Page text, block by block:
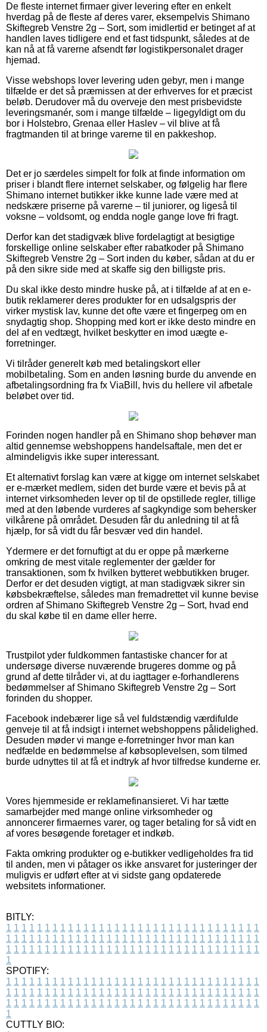
De fleste internet firmaer giver levering efter en enkelt
hverdag på de fleste af deres varer, eksempelvis Shimano
Skiftegreb Venstre 2g – Sort, som imidlertid er betinget af at
handlen laves tidligere end et fast tidspunkt, således at de
kan nå at få varerne afsendt før logistikpersonalet drager
hjemad.
Visse webshops lover levering uden gebyr, men i mange
tilfælde er det så præmissen at der erhverves for et præcist
beløb. Derudover må du overveje den mest prisbevidste
leveringsmanér, som i mange tilfælde – ligegyldigt om du
bor i Holstebro, Grenaa eller Haslev – vil blive at få
fragtmanden til at bringe varerne til en pakkeshop.
Det er jo særdeles simpelt for folk at finde information om
priser i blandt flere internet selskaber, og følgelig har flere
Shimano internet butikker ikke kunne lade være med at
nedskære priserne på varerne – til juniorer, og ligeså til
voksne – voldsomt, og endda nogle gange love fri fragt.
Derfor kan det stadigvæk blive fordelagtigt at besigtige
forskellige online selskaber efter rabatkoder på Shimano
Skiftegreb Venstre 2g – Sort inden du køber, sådan at du er
på den sikre side med at skaffe sig den billigste pris.
Du skal ikke desto mindre huske på, at i tilfælde af at en e-
butik reklamerer deres produkter for en udsalgspris der
virker mystisk lav, kunne det ofte være et fingerpeg om en
snydagtig shop. Shopping med kort er ikke desto mindre en
del af en vedtægt, hvilket beskytter en imod uægte e-
forretninger.
Vi tilråder generelt køb med betalingskort eller
mobilbetaling. Som en anden løsning burde du anvende en
afbetalingsordning fra fx ViaBill, hvis du hellere vil afbetale
beløbet over tid.
Forinden nogen handler på en Shimano shop behøver man
altid gennemse webshoppens handelsaftale, men det er
almindeligvis ikke super interessant.
Et alternativt forslag kan være at kigge om internet selskabet
er e-mærket medlem, siden det burde være et bevis på at
internet virksomheden lever op til de opstillede regler, tillige
med at den løbende vurderes af sagkyndige som behersker
vilkårene på området. Desuden får du anledning til at få
hjælp, for så vidt du får besvær ved din handel.
Ydermere er det fornuftigt at du er oppe på mærkerne
omkring de mest vitale reglementer der gælder for
transaktionen, som fx hvilken bytteret webbutikken bruger.
Derfor er det desuden vigtigt, at man stadigvæk sikrer sin
købsbekræftelse, således man fremadrettet vil kunne bevise
ordren af Shimano Skiftegreb Venstre 2g – Sort, hvad end
du skal købe til en dame eller herre.
Trustpilot yder fuldkommen fantastiske chancer for at
undersøge diverse nuværende brugeres domme og på
grund af dette tilråder vi, at du iagttager e-forhandlerens
bedømmelser af Shimano Skiftegreb Venstre 2g – Sort
forinden du shopper.
Facebook indebærer lige så vel fuldstændig værdifulde
genveje til at få indsigt i internet webshoppens pålidelighed.
Desuden møder vi mange e-forretninger hvor man kan
nedfælde en bedømmelse af købsoplevelsen, som tilmed
burde udnyttes til at få et indtryk af hvor tilfredse kunderne er.
Vores hjemmeside er reklamefinansieret. Vi har tætte
samarbejder med mange online virksomheder og
annoncerer firmaernes varer, og tager betaling for så vidt en
af vores besøgende foretager et indkøb.
Fakta omkring produkter og e-butikker vedligeholdes fra tid
til anden, men vi påtager os ikke ansvaret for justeringer der
muligvis er udført efter at vi sidste gang opdaterede
websitets informationer.
BITLY:
1 1 1 1 1 1 1 1 1 1 1 1 1 1 1 1 1 1 1 1 1 1 1 1 1 1 1 1 1 1 1 1 1
1 1 1 1 1 1 1 1 1 1 1 1 1 1 1 1 1 1 1 1 1 1 1 1 1 1 1 1 1 1 1 1 1
1 1 1 1 1 1 1 1 1 1 1 1 1 1 1 1 1 1 1 1 1 1 1 1 1 1 1 1 1 1 1 1 1
1
SPOTIFY:
1 1 1 1 1 1 1 1 1 1 1 1 1 1 1 1 1 1 1 1 1 1 1 1 1 1 1 1 1 1 1 1 1
1 1 1 1 1 1 1 1 1 1 1 1 1 1 1 1 1 1 1 1 1 1 1 1 1 1 1 1 1 1 1 1 1
1 1 1 1 1 1 1 1 1 1 1 1 1 1 1 1 1 1 1 1 1 1 1 1 1 1 1 1 1 1 1 1 1
1
CUTTLY BIO: